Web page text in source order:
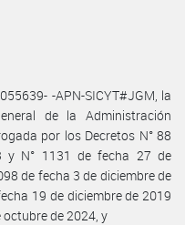
-APN-SICYT#JGM, la
de la Administración
por los Decretos N° 88
y N° 1131 de fecha 27 de
de fecha 3 de diciembre de
19 de diciembre de 2019
de 2024, y